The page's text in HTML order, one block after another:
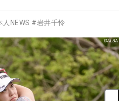
NEWS #岩井千怜